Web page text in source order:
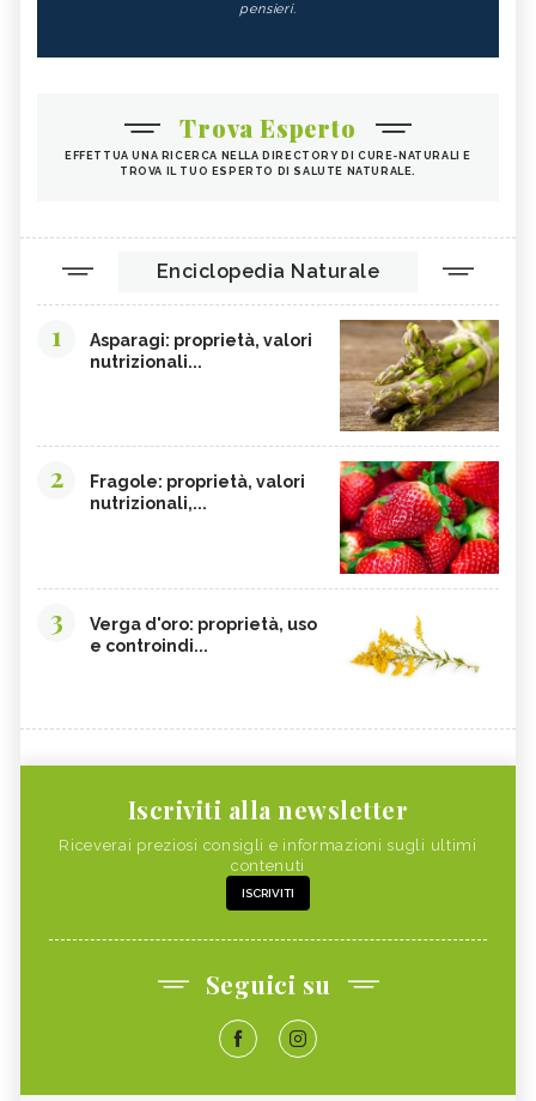
pensieri.
Trova Esperto
EFFETTUA UNA RICERCA NELLA DIRECTORY DI CURE-NATURALI E
TROVA IL TUO ESPERTO DI SALUTE NATURALE.
Enciclopedia Naturale
1
Asparagi: proprietà, valori
nutrizionali...
2
Fragole: proprietà, valori
nutrizionali,...
3
Verga d'oro: proprietà, uso
e controindi...
Iscriviti alla newsletter
Riceverai preziosi consigli e informazioni sugli ultimi
contenuti
ISCRIVITI
Seguici su